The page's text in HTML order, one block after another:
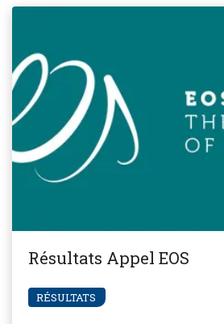
Résultats Appel EOS
RÉSULTATS